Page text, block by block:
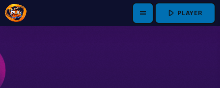
menu play_arrow PLAYER